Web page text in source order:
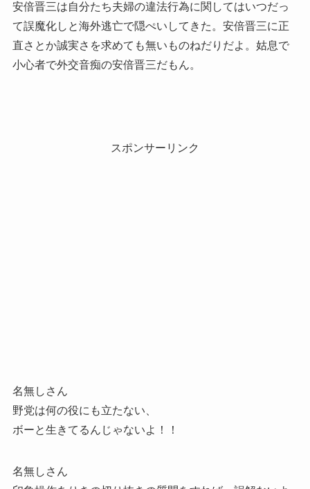
安倍晋三は自分たち夫婦の違法行為に関してはいつだっ
て誤魔化しと海外逃亡で隠ぺいしてきた。安倍晋三に正
直さとか誠実さを求めても無いものねだりだよ。姑息で
小心者で外交音痴の安倍晋三だもん。
スポンサーリンク
名無しさん
野党は何の役にも立たない、
ボーと生きてるんじゃないよ！！
名無しさん